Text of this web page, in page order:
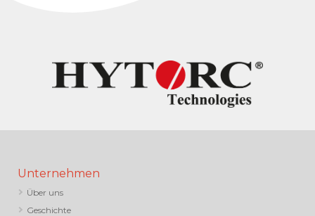
Unternehmen
Über uns
Geschichte